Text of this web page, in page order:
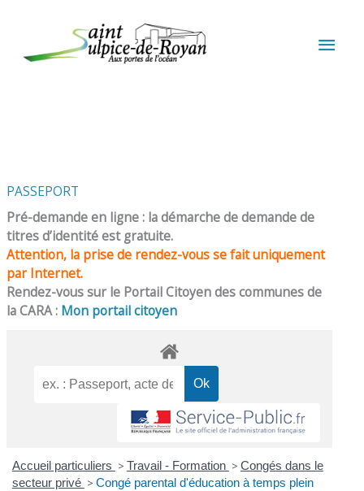
PASSEPORT
Pré-demande en ligne : la démarche de demande de
titres d’identité est gratuite.
Attention, la prise de rendez-vous se fait uniquement
par Internet.
Rendez-vous sur le Portail Citoyen des communes de
la CARA : Mon portail citoyen
Accueil particuliers > Travail - Formation > Congés dans le
secteur privé > Congé parental d'éducation à temps plein